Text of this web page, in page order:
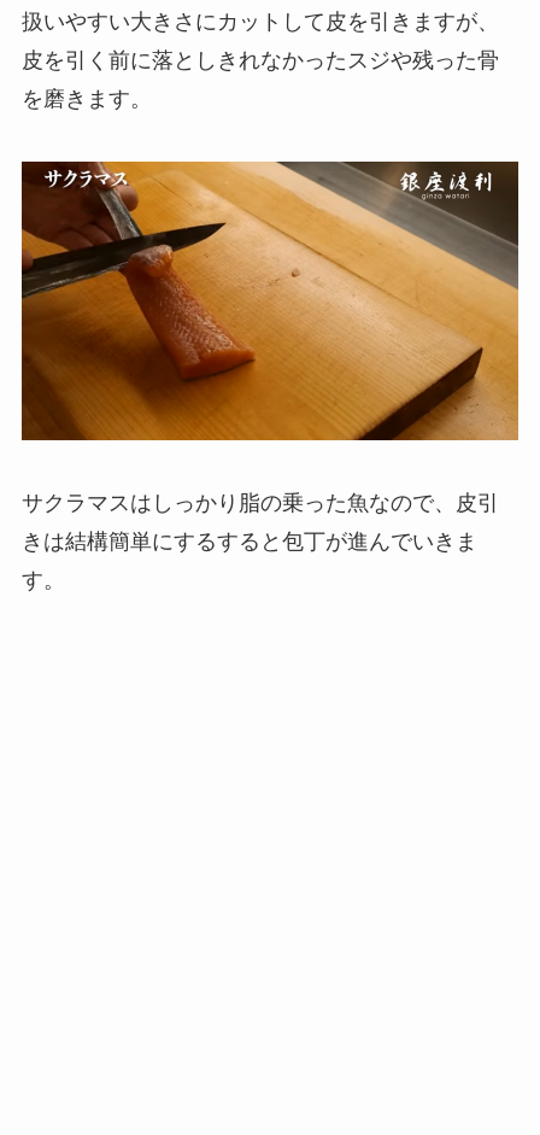
扱いやすい大きさにカットして皮を引きますが、
皮を引く前に落としきれなかったスジや残った骨
を磨きます。
サクラマスはしっかり脂の乗った魚なので、皮引
きは結構簡単にするすると包丁が進んでいきま
す。